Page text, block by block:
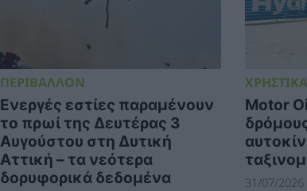
ΠΕΡΙΒΑΛΛΟΝ
Ενεργές εστίες παραμένουν
το πρωί της Δευτέρας 3
Αυγούστου στη Δυτική
Αττική – τα νεότερα
δορυφορικά δεδομένα
ΧΡΗΣΤΙΚΑ
Motor
31/07/2026